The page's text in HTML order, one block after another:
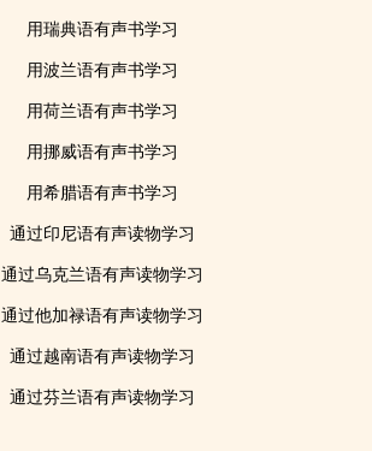
用瑞典语有声书学习
用波兰语有声书学习
用荷兰语有声书学习
用挪威语有声书学习
用希腊语有声书学习
通过印尼语有声读物学习
通过乌克兰语有声读物学习
通过他加禄语有声读物学习
通过越南语有声读物学习
通过芬兰语有声读物学习